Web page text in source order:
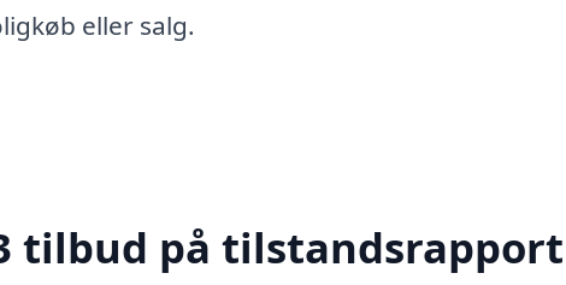
eller salg.
tilbud på